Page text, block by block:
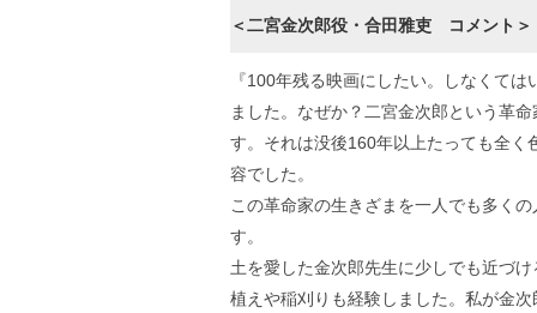
＜二宮金次郎役・合田雅吏 コメント＞
『100年残る映画にしたい。しなくて
ました。なぜか？二宮金次郎という革
す。それは没後160年以上たっても全く
容でした。
この革命家の生きざまを一人でも多く
す。
土を愛した金次郎先生に少しでも近づ
植えや稲刈りも経験しました。私が金